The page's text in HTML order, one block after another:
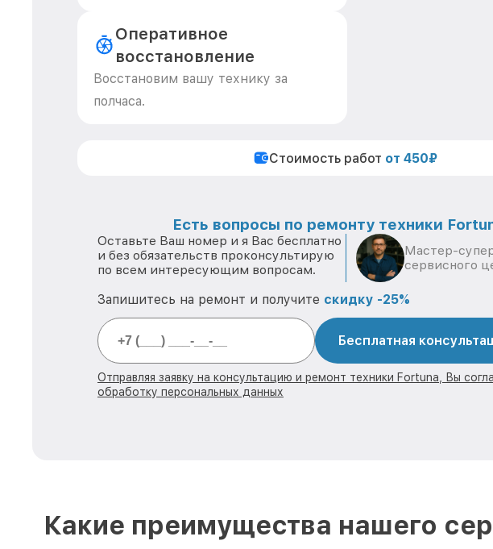
Оперативное
восстановление
Восстановим вашу технику за
полчаса.
Стоимость работ от 450₽
Есть вопросы по ремонту техники
Оставьте Ваш номер и я Вас бесплатно
и без обязательств проконсультирую
по всем интересующим вопросам.
Мастер-
сервисного
Запишитесь на ремонт и получите скидку -25%
Бесплатная
Отправляя заявку на консультацию и ремонт техники Fortuna, Вы
обработку персональных данных
Какие преимущества нашего